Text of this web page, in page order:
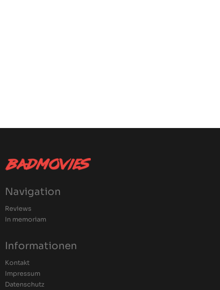
Navigation
Reviews
In memoriam
Informationen
Kontakt
Impressum
Datenschutz